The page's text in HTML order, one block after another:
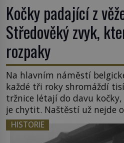
Kočky padající z
Středověký zvyk,
rozpaky
Na hlavním náměstí
každé tři roky shromáždí
tržnice létají do davu
je chytit. Naštěstí už nejde
jenom o plyšové suvenýry.
Tato veselá podívaná
HISTORIE